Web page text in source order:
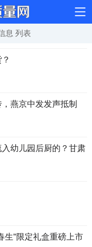
息 列表
燕京中发发声抵制
幼儿园后厨的？甘肃
生”限定礼盒重磅上市